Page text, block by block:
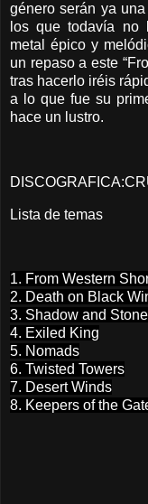
género serán ya
los que todavía no
metal épico y
un repaso a este
tras hacerlo iréis
a lo que fue su
hace un lustro.
Lista de temas
1. From Western
2. Death on Black
3. Shadow and Stone
4. Exiled King
5. Nomads
6. Twisted Towers
7. Desert Winds
8. Keepers of the